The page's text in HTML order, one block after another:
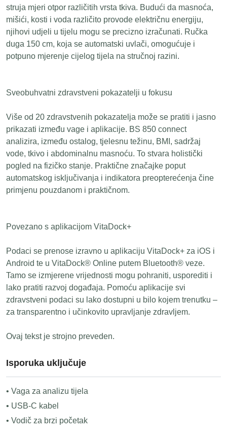
struja mjeri otpor različitih vrsta tkiva. Budući da masnoća,
mišići, kosti i voda različito provode električnu energiju,
njihovi udjeli u tijelu mogu se precizno izračunati. Ručka
duga 150 cm, koja se automatski uvlači, omogućuje i
potpuno mjerenje cijelog tijela na stručnoj razini.
Sveobuhvatni zdravstveni pokazatelji u fokusu
Više od 20 zdravstvenih pokazatelja može se pratiti i jasno
prikazati između vage i aplikacije. BS 850 connect
analizira, između ostalog, tjelesnu težinu, BMI, sadržaj
vode, tkivo i abdominalnu masnoću. To stvara holistički
pogled na fizičko stanje. Praktične značajke poput
automatskog isključivanja i indikatora preopterećenja čine
primjenu pouzdanom i praktičnom.
Povezano s aplikacijom VitaDock+
Podaci se prenose izravno u aplikaciju VitaDock+ za iOS i
Android te u VitaDock® Online putem Bluetooth® veze.
Tamo se izmjerene vrijednosti mogu pohraniti, usporediti i
lako pratiti razvoj događaja. Pomoću aplikacije svi
zdravstveni podaci su lako dostupni u bilo kojem trenutku –
za transparentno i učinkovito upravljanje zdravljem.
Ovaj tekst je strojno preveden.
Isporuka uključuje
• Vaga za analizu tijela
• USB-C kabel
• Vodič za brzi početak